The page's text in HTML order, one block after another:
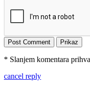
* Slanjem komentara
cancel reply